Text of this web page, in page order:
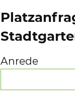
Anrede